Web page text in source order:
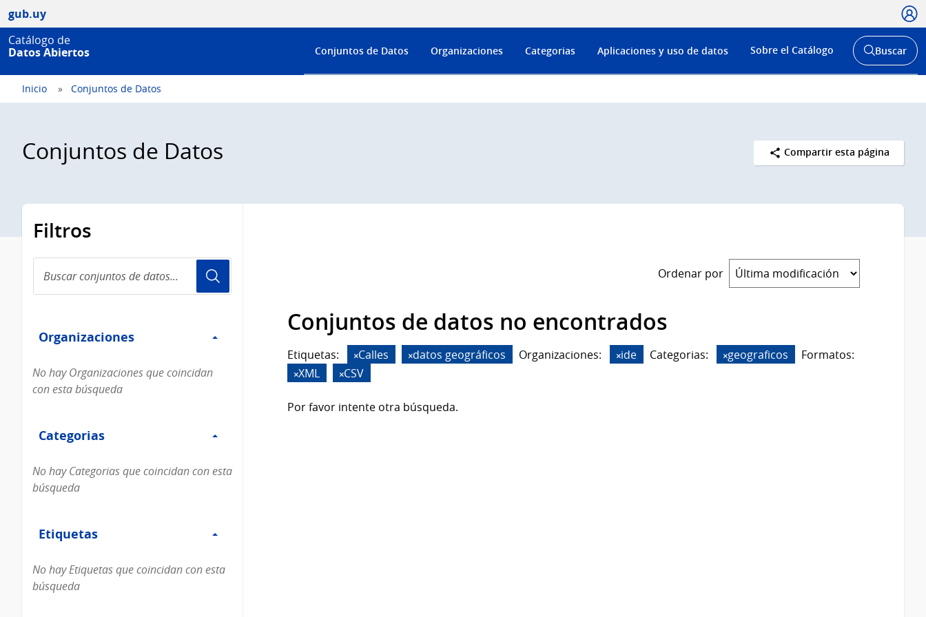
gub.uy
Catálogo de
Datos Abiertos
Menú
de
Conjuntos de Datos Organizaciones Categorias Aplicaciones y uso de datos Sobre el Catálogo
Abrir
buscador
Buscar
Inicio Conjuntos de Datos
Conjuntos de Datos Compartir esta página
Filtros
conjuntos
de
Organizaciones
Organizaciones
No hay Organizaciones que coincidan
con esta búsqueda
Categorias
Categorias
No hay Categorias que coincidan con esta
búsqueda
Etiquetas
Etiquetas
No hay Etiquetas que coincidan con esta
búsqueda
Ordenar por
Conjuntos de datos no encontrados
Etiquetas: Calles datos geográficos Organizaciones: ide Categorias: geograficos
Formatos:
XML
CSV
Por favor intente otra búsqueda.